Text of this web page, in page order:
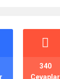
Cevaplar
340